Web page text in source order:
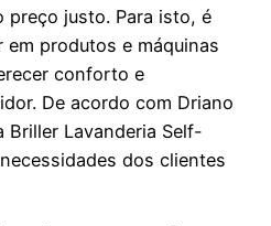
preço justo. Para isto, é
produtos e máquinas
conforto e
De acordo com Driano
Briller Lavanderia Self-
dos clientes